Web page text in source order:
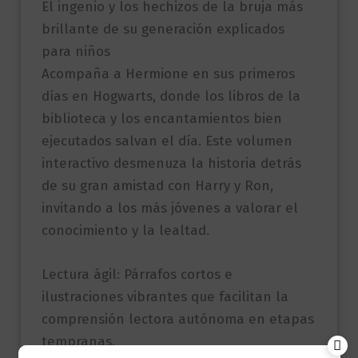
El ingenio y los hechizos de la bruja más
brillante de su generación explicados
para niños
Acompaña a Hermione en sus primeros
días en Hogwarts, donde los libros de la
biblioteca y los encantamientos bien
ejecutados salvan el día. Este volumen
interactivo desmenuza la historia detrás
de su gran amistad con Harry y Ron,
invitando a los más jóvenes a valorar el
conocimiento y la lealtad.
Lectura ágil: Párrafos cortos e
ilustraciones vibrantes que facilitan la
comprensión lectora autónoma en etapas
tempranas.